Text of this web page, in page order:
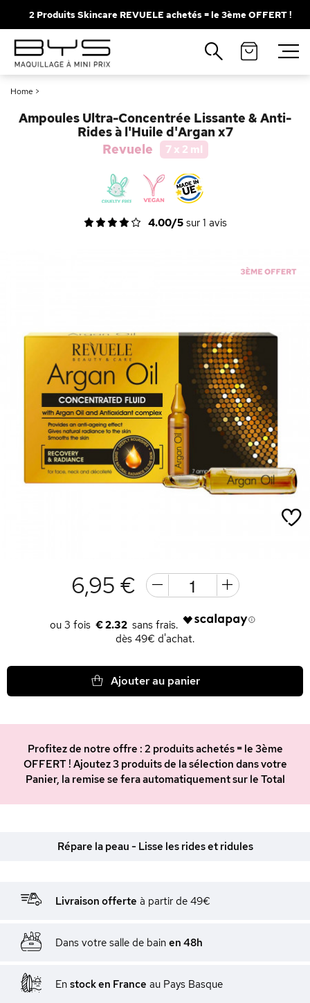
2 Produits Skincare REVUELE achetés = le 3ème OFFERT !
Home >
Ampoules Ultra-Concentrée Lissante & Anti-
Rides à l'Huile d'Argan x7
Revuele
7 x 2 ml
4.00/5sur 1 avis
6,95 €
€ 2.32
dès 49€ d'achat.
Ajouter au panier
Profitez de notre offre : 2 produits achetés = le 3ème
OFFERT ! Ajoutez 3 produits de la sélection dans votre
Panier, la remise se fera automatiquement sur le Total
Répare la peau - Lisse les rides et ridules
Livraison offerte à partir de 49€
Dans votre salle de bain en 48h
En stock en France au Pays Basque
Fermer
Recherches populaires
Solaire
Brumes
Rouge à Lèvres